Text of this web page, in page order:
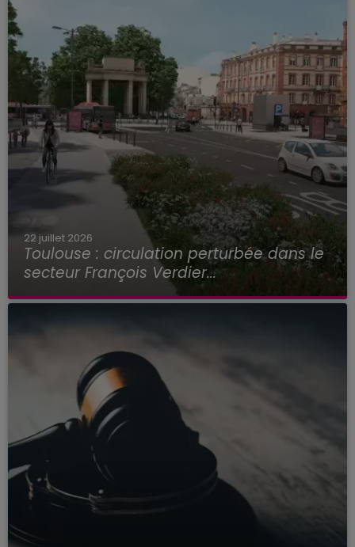
22 juillet 2026
Toulouse : circulation perturbée dans le
secteur François Verdier...